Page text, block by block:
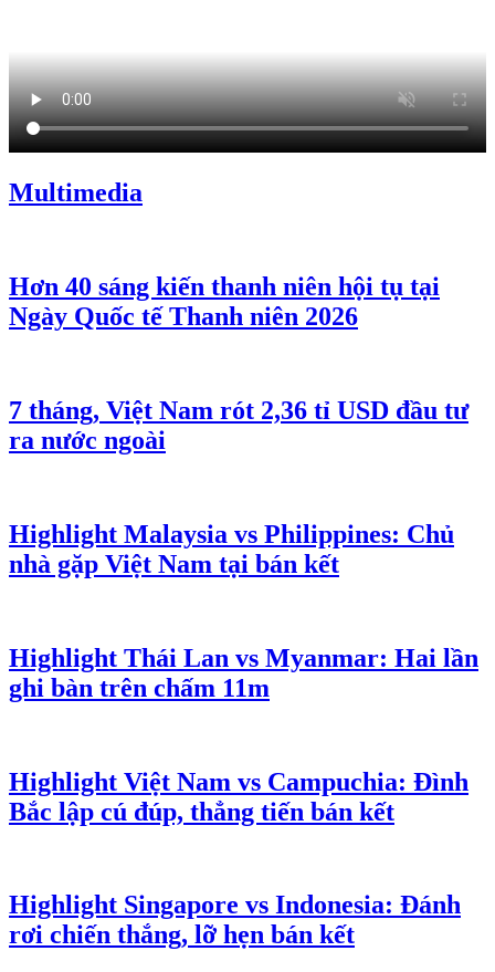
Multimedia
Hơn 40 sáng kiến thanh niên hội tụ tại
Ngày Quốc tế Thanh niên 2026
7 tháng, Việt Nam rót 2,36 tỉ USD đầu tư
ra nước ngoài
Highlight Malaysia vs Philippines: Chủ
nhà gặp Việt Nam tại bán kết
Highlight Thái Lan vs Myanmar: Hai lần
ghi bàn trên chấm 11m
Highlight Việt Nam vs Campuchia: Đình
Bắc lập cú đúp, thẳng tiến bán kết
Highlight Singapore vs Indonesia: Đánh
rơi chiến thắng, lỡ hẹn bán kết